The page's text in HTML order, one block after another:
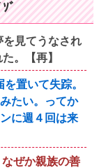
ﾞ
を見てうなされ
。【再】
置いて失踪。
たい。ってか
に週４回は来
ぜか親族の善